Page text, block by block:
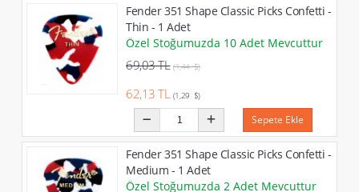
Fender 351 Shape Classic Picks Confetti -
Thin - 1 Adet
Özel Stoğumuzda 10 Adet Mevcuttur
69,03 TL (1,44 $)
62,13 TL (1,29 $)
Sepete Ekle
Fender 351 Shape Classic Picks Confetti -
Medium - 1 Adet
Özel Stoğumuzda 2 Adet Mevcuttur